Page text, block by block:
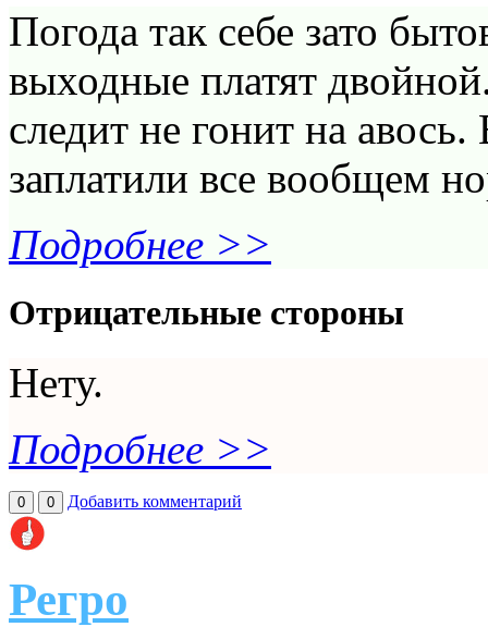
Погода так себе зато
выходные платят
следит не гонит на
заплатили все вообщем
Подробнее >>
Отрицательные стороны
Нету.
Подробнее >>
0 0 Добавить комментарий
Регро